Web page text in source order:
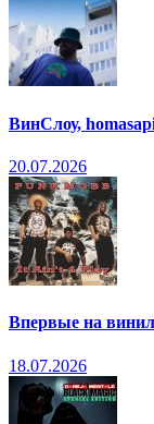
ВинСлоу,
20.07.2026
Впервые на
18.07.2026